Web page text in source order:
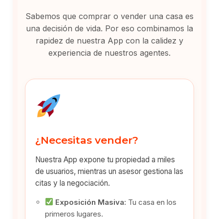
Sabemos que comprar o vender una casa es
una decisión de vida. Por eso combinamos la
rapidez de nuestra App con la calidez y
experiencia de nuestros agentes.
¿Necesitas vender?
Nuestra App expone tu propiedad a miles
de usuarios, mientras un asesor gestiona las
citas y la negociación.
Exposición Masiva: Tu casa en los
primeros lugares.